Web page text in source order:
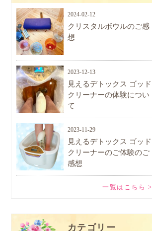
2024-02-12
クリスタルボウルのご感
想
2023-12-13
見えるデトックス ゴッド
クリーナーの体験につい
て
2023-11-29
見えるデトックス ゴッド
クリーナーのご体験のご
感想
一覧はこちら >
カテゴリー